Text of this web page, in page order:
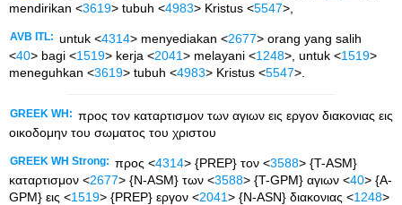
mendirikan <3619> tubuh <4983> Kristus <5547>,
AVB ITL: untuk <4314> menyediakan <2677> orang yang salih
<40> bagi <1519> kerja <2041> melayani <1248>, untuk <1519>
meneguhkan <3619> tubuh <4983> Kristus <5547>.
GREEK WH: προς τον καταρτισμον των αγιων εις εργον διακονιας εις
οικοδομην του σωματος του χριστου
GREEK WH Strong: προς <4314> {PREP} τον <3588> {T-ASM}
καταρτισμον <2677> {N-ASM} των <3588> {T-GPM} αγιων <40> {A-
GPM} εις <1519> {PREP} εργον <2041> {N-ASN} διακονιας <1248>